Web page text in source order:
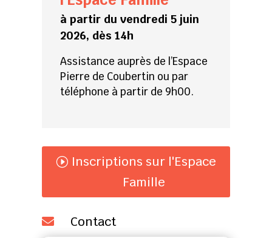
à partir du vendredi 5 juin
2026, dès 14h
Assistance auprès de l’Espace
Pierre de Coubertin ou par
téléphone à partir de 9h00.
Inscriptions sur l'Espace
Famille
 Contact